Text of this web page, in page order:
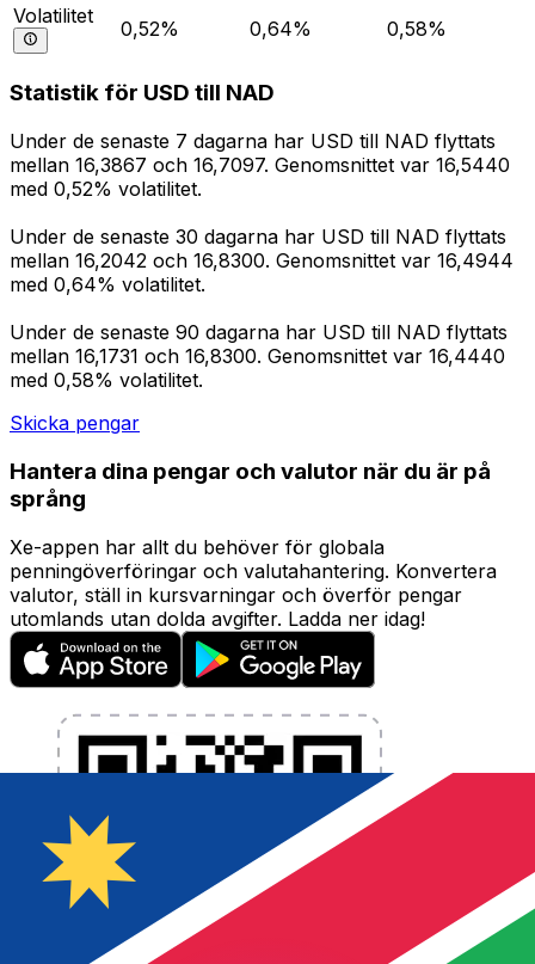
Volatilitet
0,52% 0,64% 0,58%
Statistik för USD till NAD
Under de senaste 7 dagarna har USD till NAD flyttats
mellan 16,3867 och 16,7097. Genomsnittet var 16,5440
med 0,52% volatilitet.
Under de senaste 30 dagarna har USD till NAD flyttats
mellan 16,2042 och 16,8300. Genomsnittet var 16,4944
med 0,64% volatilitet.
Under de senaste 90 dagarna har USD till NAD flyttats
mellan 16,1731 och 16,8300. Genomsnittet var 16,4440
med 0,58% volatilitet.
Skicka pengar
Hantera dina pengar och valutor när du är på
språng
Xe-appen har allt du behöver för globala
penningöverföringar och valutahantering. Konvertera
valutor, ställ in kursvarningar och överför pengar
utomlands utan dolda avgifter. Ladda ner idag!